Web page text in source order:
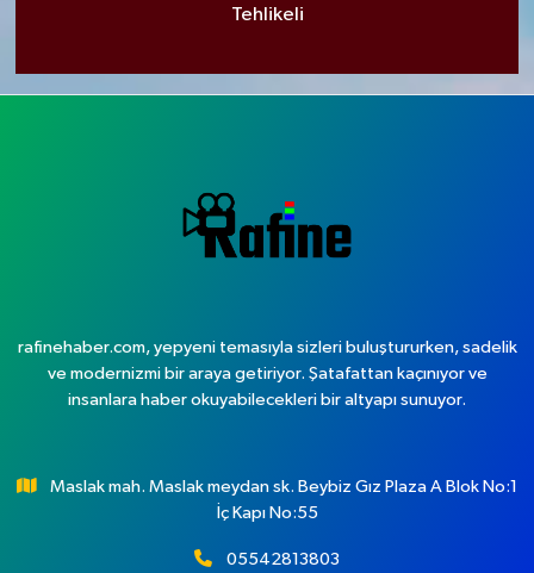
Tehlikeli
rafinehaber.com, yepyeni temasıyla sizleri buluştururken, sadelik
ve modernizmi bir araya getiriyor. Şatafattan kaçınıyor ve
insanlara haber okuyabilecekleri bir altyapı sunuyor.
Maslak mah. Maslak meydan sk. Beybiz Gız Plaza A Blok No:1
İç Kapı No:55
05542813803